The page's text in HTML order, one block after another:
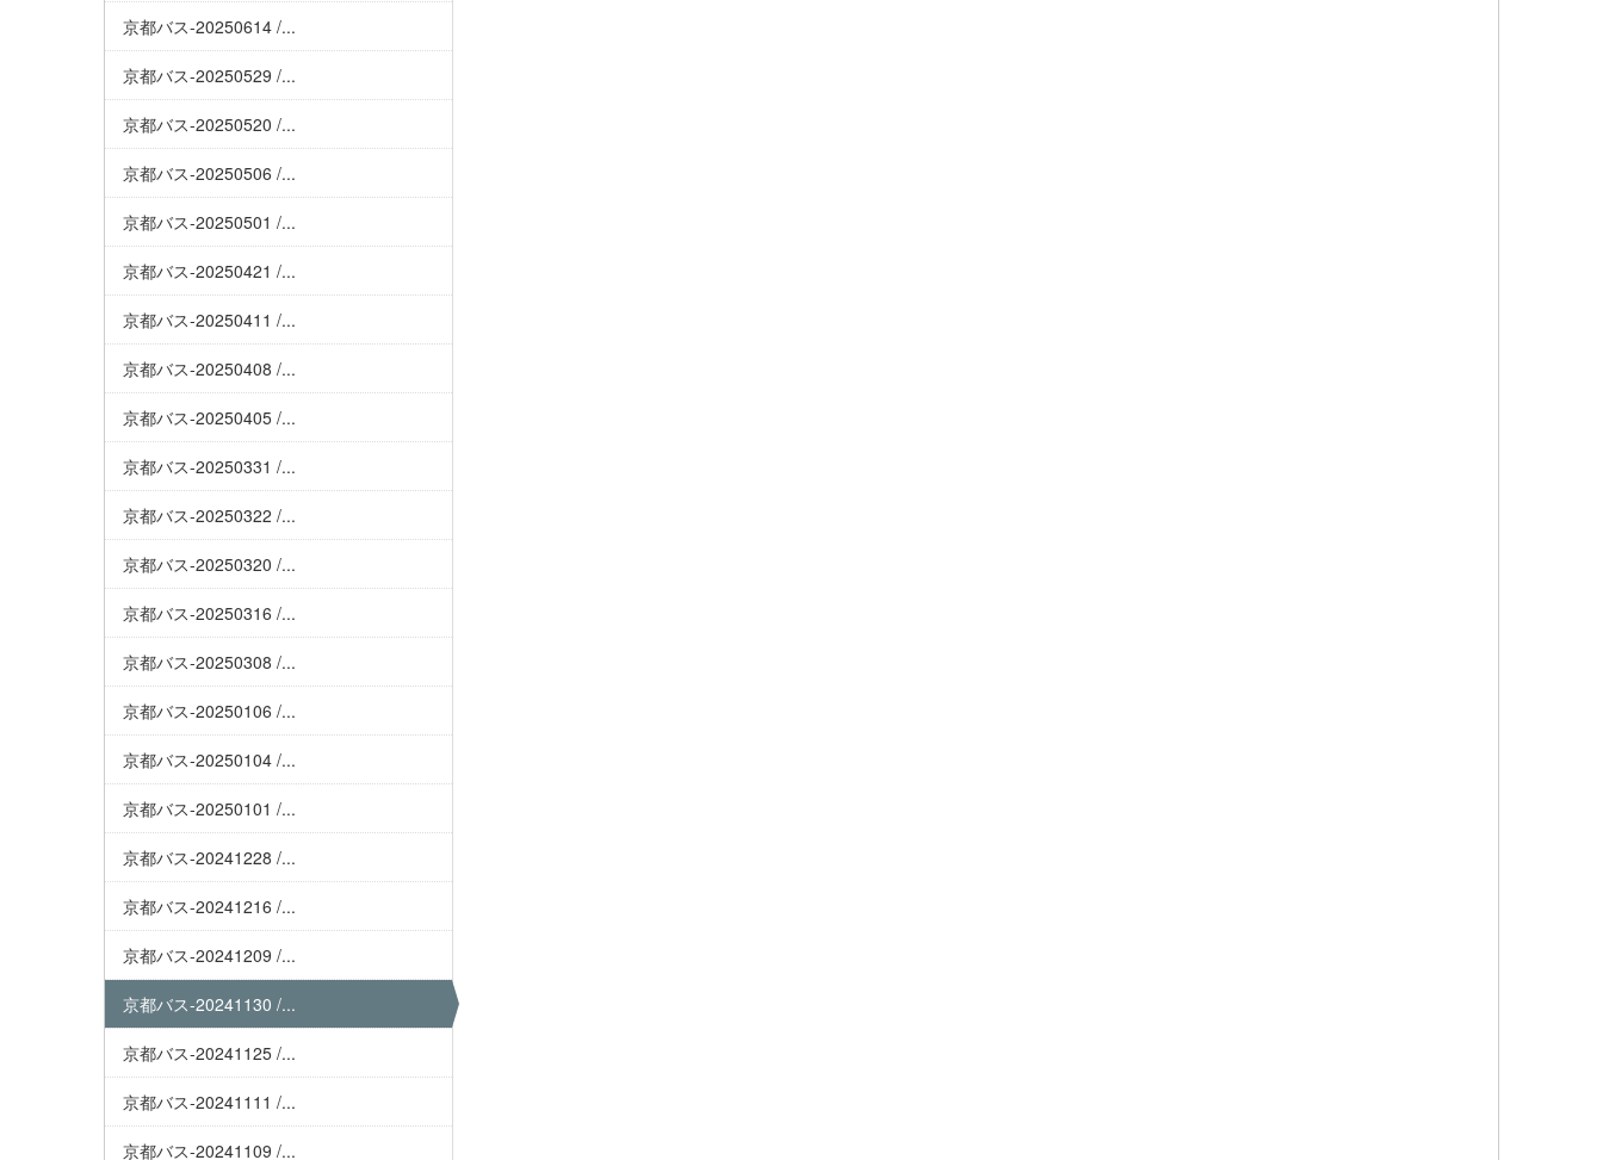
京都バス-20250614 /...
京都バス-20250529 /...
京都バス-20250520 /...
京都バス-20250506 /...
京都バス-20250501 /...
京都バス-20250421 /...
京都バス-20250411 /...
京都バス-20250408 /...
京都バス-20250405 /...
京都バス-20250331 /...
京都バス-20250322 /...
京都バス-20250320 /...
京都バス-20250316 /...
京都バス-20250308 /...
京都バス-20250106 /...
京都バス-20250104 /...
京都バス-20250101 /...
京都バス-20241228 /...
京都バス-20241216 /...
京都バス-20241209 /...
京都バス-20241130 /...
京都バス-20241125 /...
京都バス-20241111 /...
京都バス-20241109 /...